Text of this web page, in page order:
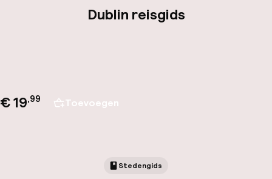
Dublin reisgids
€ 19,99 Toevoegen
Stedengids